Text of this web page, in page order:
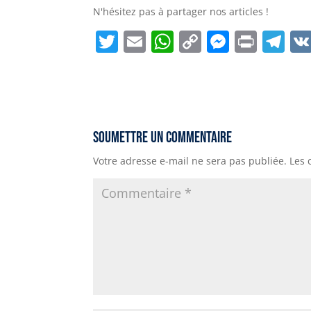
N'hésitez pas à partager nos articles !
T
e
r
E W
A
p
p
C
Li
n
k
M
n
g
e
P T
a
m
Soumettre un commentaire
Votre adresse e-mail ne sera pas publiée. Les